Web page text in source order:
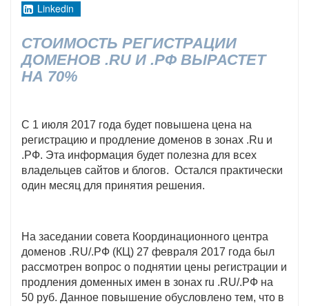
Linkedin
СТОИМОСТЬ РЕГИСТРАЦИИ
ДОМЕНОВ .RU И .РФ ВЫРАСТЕТ
НА 70%
С 1 июля 2017 года будет повышена цена на
регистрацию и продление доменов в зонах .Ru и
.РФ. Эта информация будет полезна для всех
владельцев сайтов и блогов. Остался практически
один месяц для принятия решения.
На заседании совета Координационного центра
доменов .RU/.РФ (КЦ) 27 февраля 2017 года был
рассмотрен вопрос о поднятии цены регистрации и
продления доменных имен в зонах ru .RU/.РФ на
50 руб. Данное повышение обусловлено тем, что в